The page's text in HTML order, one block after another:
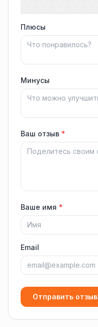
Плюсы
Минусы
Ваш отзыв *
Ваше имя *
Email
Отправить отзыв